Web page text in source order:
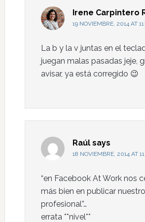
Irene Carpintero
19 NOVIEMBRE, 2014 AT
La b y la v juntas en el
juegan malas pasadas jeje,
avisar, ya está corregido 😉
Raúl says
18 NOVIEMBRE, 2014 AT
“en Facebook At Work nos
más bien en publicar
profesional”…
errata **nivel**